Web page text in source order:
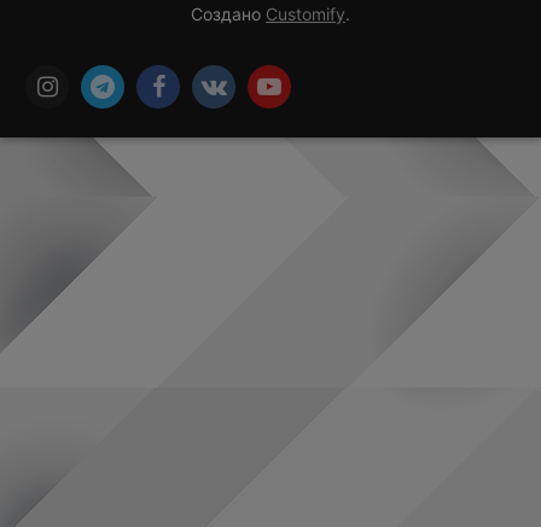
Создано Customify.